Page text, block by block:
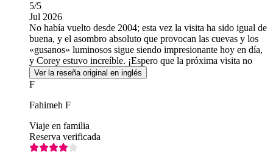
5/5
Jul 2026
No había vuelto desde 2004; esta vez la visita ha sido igual de
buena, y el asombro absoluto que provocan las cuevas y los
«gusanos» luminosos sigue siendo impresionante hoy en día,
y Corey estuvo increíble. ¡Espero que la próxima visita no
tarde tanto en llegar!
Ver la reseña original en inglés
F
Fahimeh F
Viaje en familia
Reserva verificada